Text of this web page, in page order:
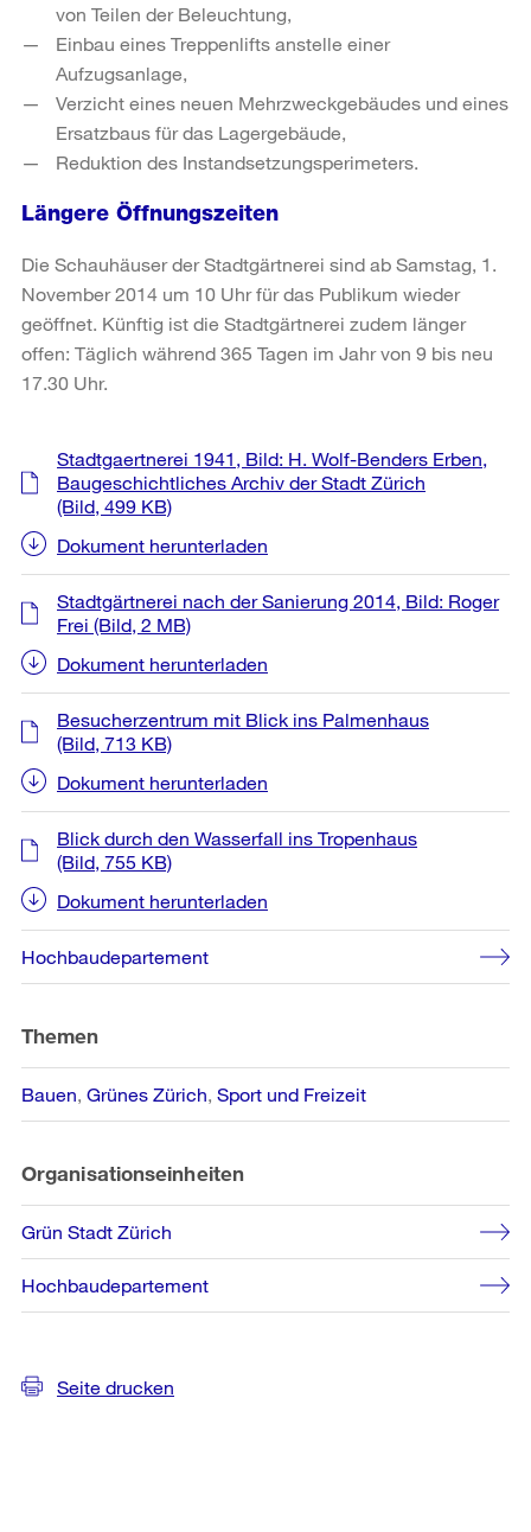
von Teilen der Beleuchtung,
Einbau eines Treppenlifts anstelle einer
Aufzugsanlage,
Verzicht eines neuen Mehrzweckgebäudes und eines
Ersatzbaus für das Lagergebäude,
Reduktion des Instandsetzungsperimeters.
Längere Öffnungszeiten
Die Schauhäuser der Stadtgärtnerei sind ab Samstag, 1.
November 2014 um 10 Uhr für das Publikum wieder
geöffnet. Künftig ist die Stadtgärtnerei zudem länger
offen: Täglich während 365 Tagen im Jahr von 9 bis neu
17.30 Uhr.
Weitere
Informationen
Stadtgaertnerei 1941, Bild: H. Wolf-Benders Erben,
Baugeschichtliches Archiv der Stadt Zürich
(Bild, 499 KB)
Dokument herunterladen
Stadtgärtnerei nach der Sanierung 2014, Bild: Roger
Frei (Bild, 2 MB)
Dokument herunterladen
Besucherzentrum mit Blick ins Palmenhaus
(Bild, 713 KB)
Dokument herunterladen
Blick durch den Wasserfall ins Tropenhaus
(Bild, 755 KB)
Dokument herunterladen
Hochbaudepartement
Themen
Bauen Grünes Zürich Sport und Freizeit
Organisationseinheiten
Grün Stadt Zürich
Hochbaudepartement
Seite drucken